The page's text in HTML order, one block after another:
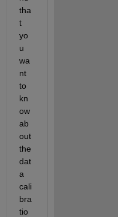
tha
t
yo
u
wa
nt
to
kn
ow
ab
out
the
dat
a
cali
bra
tio